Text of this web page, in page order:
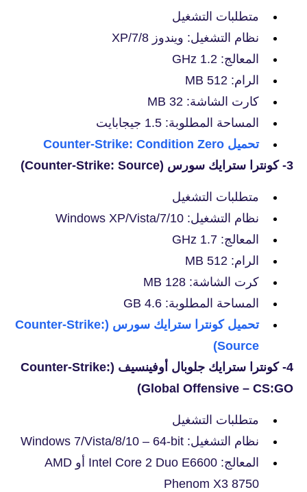
متطلبات التشغيل
نظام التشغيل: ويندوز 7/8/XP
المعالج: 1.2 GHz
الرام: 512 MB
كارت الشاشة: 32 MB
المساحة المطلوبة: 1.5 جيجابايت
تحميل Counter-Strike: Condition Zero
3- كونترا سترايك سورس (Counter-Strike: Source)
متطلبات التشغيل
نظام التشغيل: Windows XP/Vista/7/10
المعالج: 1.7 GHz
الرام: 512 MB
كرت الشاشة: 128 MB
المساحة المطلوبة: 4.6 GB
تحميل كونترا سترايك سورس (Counter-Strike:
Source)
4- كونترا سترايك جلوبال أوفينسيف (Counter-Strike:
Global Offensive – CS:GO)
متطلبات التشغيل
نظام التشغيل: Windows 7/Vista/8/10 – 64-bit
المعالج: Intel Core 2 Duo E6600 أو AMD
Phenom X3 8750